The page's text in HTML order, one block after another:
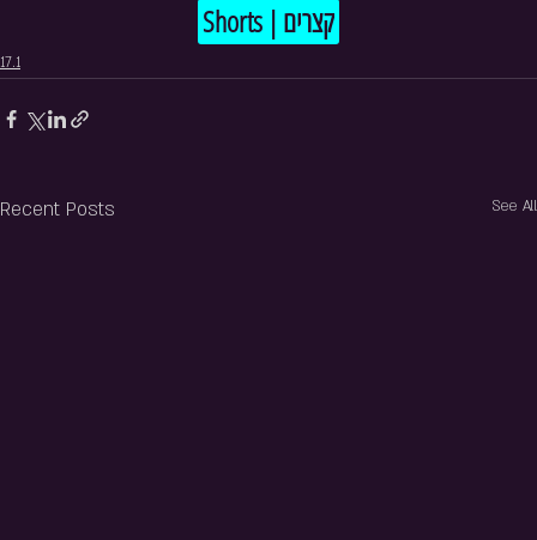
Shorts | קצרים
17.1
Recent Posts See All